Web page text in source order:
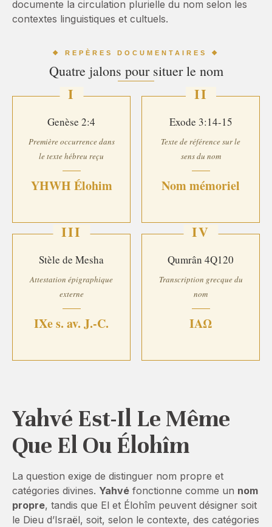
documente la circulation plurielle du nom selon les
contextes linguistiques et cultuels.
❖ REPÈRES DOCUMENTAIRES ❖
Quatre jalons pour situer le nom
I
Genèse 2:4
Première occurrence dans
le texte hébreu reçu
YHWH Élohim
II
Exode 3:14-15
Texte de référence sur le
sens du nom
Nom mémoriel
III
Stèle de Mesha
Attestation épigraphique
externe
IXe s. av. J.-C.
IV
Qumrân 4Q120
Transcription grecque du
nom
ΙΑΩ
Yahvé Est-Il Le Même
Que El Ou Élohîm
La question exige de distinguer nom propre et
catégories divines. Yahvé fonctionne comme un nom
propre, tandis que El et Élohîm peuvent désigner soit
le Dieu d’Israël, soit, selon le contexte, des catégories